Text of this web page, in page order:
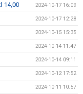
14,00 2024-10-17 16:09
2024-10-17 12:28
2024-10-15 15:35
2024-10-14 11:47
2024-10-14 09:11
2024-10-12 17:52
2024-10-11 10:57